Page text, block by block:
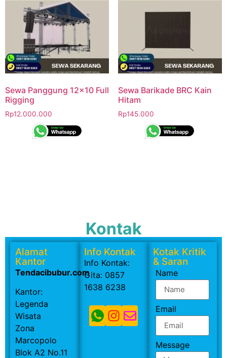
Sewa Panggung 12×10 Full
Rigging
Rp12.000.000
Sewa Barikade BRC Kain
Hitam
Rp145.000
Kontak
Alamat
Kantor
Tendacibubur.com
Kantor:
Legenda
Wisata
Zona
Marcopolo
Blok A2 No.11
Info Kontak
Info Kontak:
Gita: 0857
1638 6238
Kotak Kritik
& Saran
Name
Email
Message